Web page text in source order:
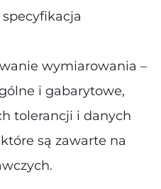
wymiarowania –
i gabarytowe,
tolerancji i danych
są zawarte na